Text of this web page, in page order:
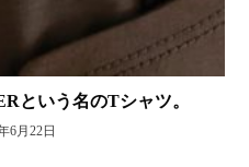
という名のTシャツ。
6月22日